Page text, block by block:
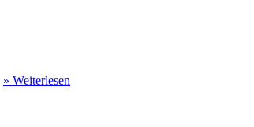
» Weiterlesen